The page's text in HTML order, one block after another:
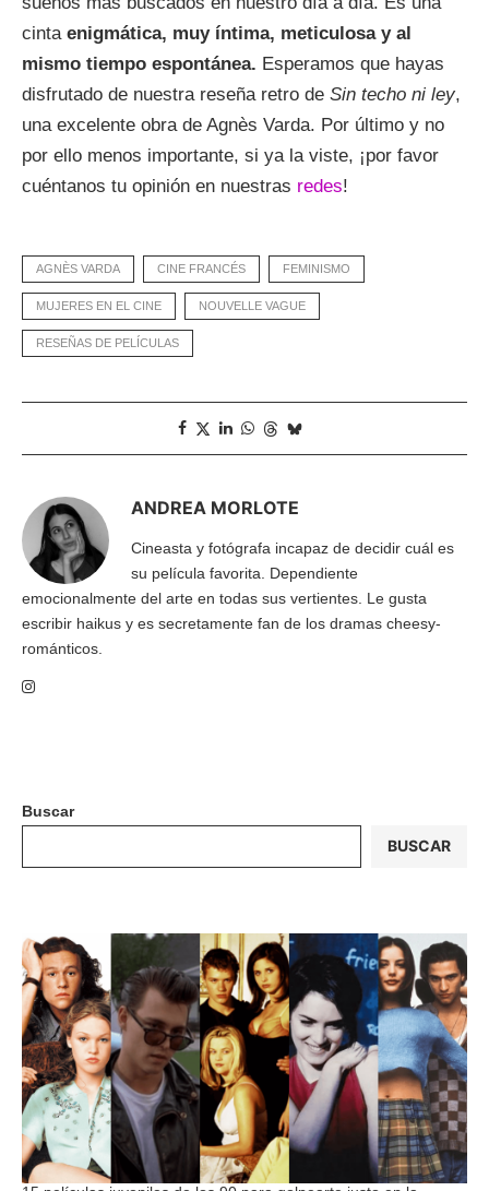
cinta enigmática, muy íntima, meticulosa y al
mismo tiempo espontánea. Esperamos que hayas
disfrutado de nuestra reseña retro de Sin techo ni ley,
una excelente obra de Agnès Varda. Por último y no
por ello menos importante, si ya la viste, ¡por favor
cuéntanos tu opinión en nuestras redes!
AGNÈS VARDA CINE FRANCÉS FEMINISMO
MUJERES EN EL CINE NOUVELLE VAGUE
RESEÑAS DE PELÍCULAS
ANDREA MORLOTE
Cineasta y fotógrafa incapaz de decidir cuál es
su película favorita. Dependiente
emocionalmente del arte en todas sus vertientes. Le gusta
escribir haikus y es secretamente fan de los dramas cheesy-
románticos.
Buscar
BUSCAR